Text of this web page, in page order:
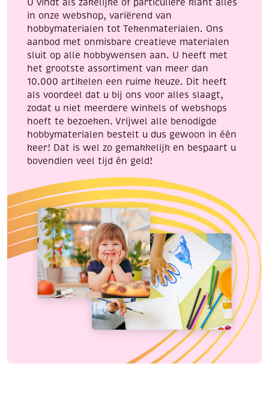
U vindt als zakelijke of particuliere klant alles
in onze webshop, variërend van
hobbymaterialen tot Tekenmaterialen. Ons
aanbod met onmisbare creatieve materialen
sluit op alle hobbywensen aan. U heeft met
het grootste assortiment van meer dan
10.000 artikelen een ruime keuze. Dit heeft
als voordeel dat u bij ons voor alles slaagt,
zodat u niet meerdere winkels of webshops
hoeft te bezoeken. Vrijwel alle benodigde
hobbymaterialen bestelt u dus gewoon in één
keer! Dat is wel zo gemakkelijk en bespaart u
bovendien veel tijd én geld!